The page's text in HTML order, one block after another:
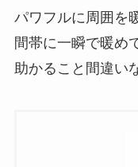
パワフルに周囲を
間帯に一瞬で暖め
助かること間違い